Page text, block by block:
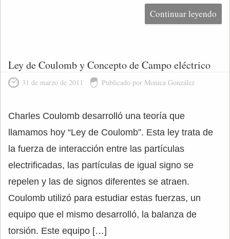
Continuar leyendo
Ley de Coulomb y Concepto de Campo eléctrico
31 de marzo de 2011 Publicado por Monica González
Charles Coulomb desarrolló una teoría que
llamamos hoy “Ley de Coulomb”. Esta ley trata de
la fuerza de interacción entre las partículas
electrificadas, las partículas de igual signo se
repelen y las de signos diferentes se atraen.
Coulomb utilizó para estudiar estas fuerzas, un
equipo que el mismo desarrolló, la balanza de
torsión. Este equipo […]